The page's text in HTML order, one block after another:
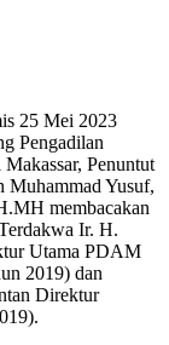
25 Mei 2023
Pengadilan
Penuntut
Muhammad Yusuf,
membacakan
Ir. H.
Utama PDAM
2019) dan
Direktur